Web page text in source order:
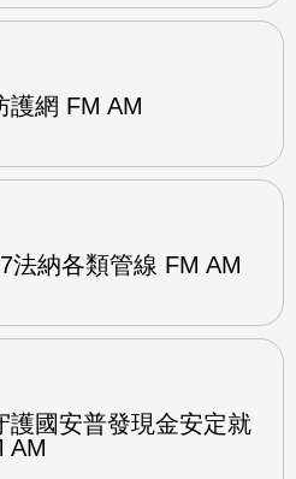
護網 FM AM
法納各類管線 FM AM
護國安普發現金安定就
AM